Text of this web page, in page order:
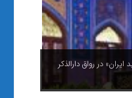
ایران» در رواق دارالذکر